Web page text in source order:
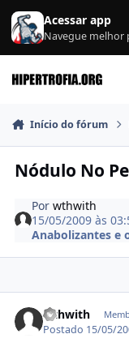
Ir para conteúdo
Acessar app
Navegue melhor
Início do fórum
Nódulo No
Porwthwith
15/05/2009 às
Anabolizantes e
wthwith
Postado 15/05/